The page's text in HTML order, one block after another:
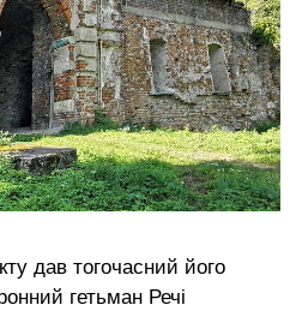
дав тогочасний його
гетьман Речі